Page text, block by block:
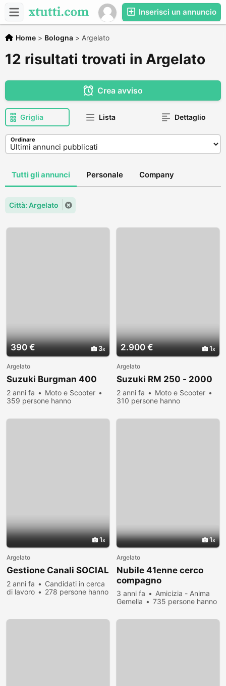
Inserisci un annuncio
Home > Bologna > Argelato
12 risultati trovati in Argelato
Crea avviso
Griglia Lista Dettaglio
Ordinare
Tutti gli annunci Personale Company
Città: Argelato
390 € 3
Argelato
Suzuki Burgman 400
2 anni fa
Moto e Scooter
359 persone hanno
2.900 € 1
Argelato
Suzuki RM 250 - 2000
2 anni fa
Moto e Scooter
310 persone hanno
1
Argelato
Gestione Canali SOCIAL
2 anni fa
Candidati in cerca
di lavoro
278 persone hanno
1
Argelato
Nubile 41enne cerco
compagno
3 anni fa
Amicizia - Anima
Gemella
735 persone hanno